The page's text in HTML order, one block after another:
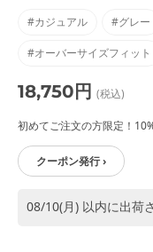
#カジュアル #グレー
#オーバーサイズフィット
18,750円 (税込)
初めてご注文の方限定！
クーポン発行 ›
08/10(月) 以内に出荷